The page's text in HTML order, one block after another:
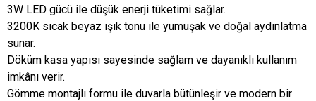
3W LED gücü ile düşük enerji tüketimi sağlar.
3200K sıcak beyaz ışık tonu ile yumuşak ve doğal aydınlatma
sunar.
Döküm kasa yapısı sayesinde sağlam ve dayanıklı kullanım
imkânı verir.
Gömme montajlı formu ile duvarla bütünleşir ve modern bir